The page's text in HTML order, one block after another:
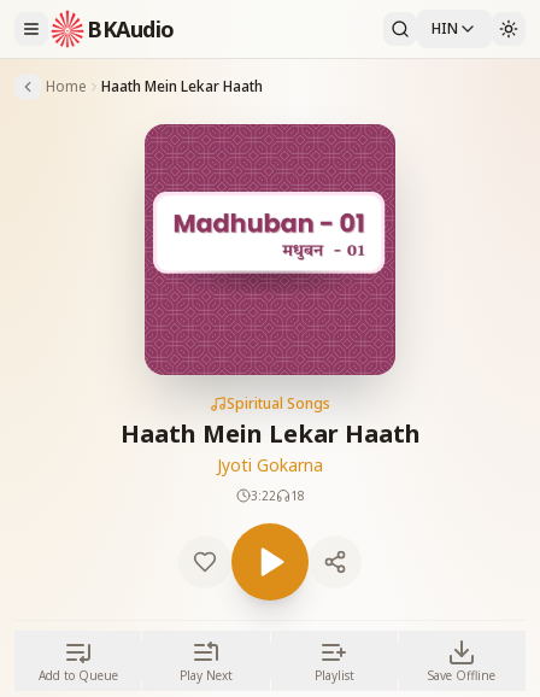
BKAudio HIN
Home Haath Mein Lekar Haath
Spiritual Songs
Haath Mein Lekar Haath
Jyoti Gokarna
3:22 18
Add to Queue Play Next Playlist Save Offline